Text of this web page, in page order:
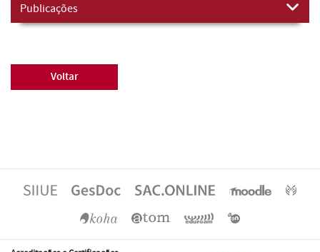
Publicações
Voltar